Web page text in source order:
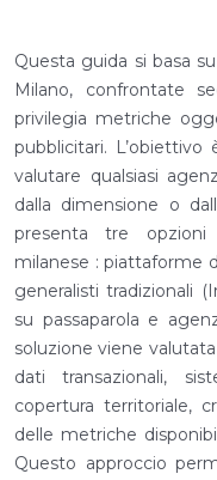
Questa guida si basa
Milano, confrontate
privilegia metriche
pubblicitari.
valutare qualsiasi
dalla dimensione o
presenta tre opzioni
milanese : piattaforme
generalisti tradizionali
su passaparola e
soluzione viene
dati transazionali,
copertura territoriale,
delle metriche
Questo approccio